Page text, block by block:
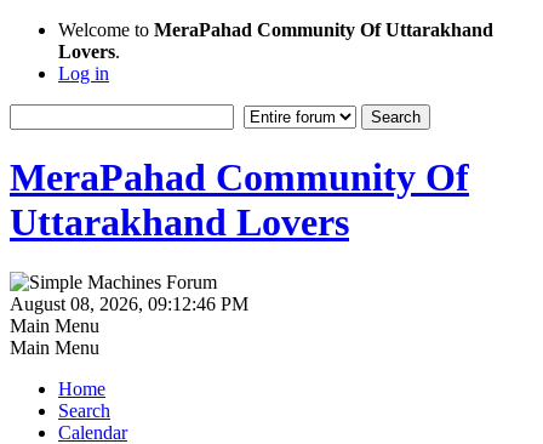
Welcome to MeraPahad Community Of Uttarakhand
Lovers.
Log in
MeraPahad Community Of
Uttarakhand Lovers
August 08, 2026, 09:12:46 PM
Main Menu
Main Menu
Home
Search
Calendar